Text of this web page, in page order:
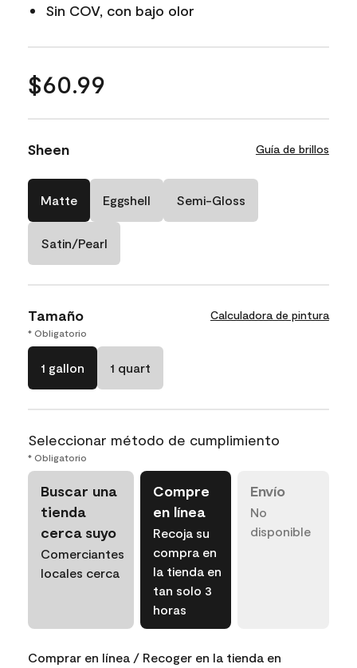
Sin COV, con bajo olor
$60.99
Sheen Guía de brillos
Matte Eggshell Semi-Gloss
Satin/Pearl
Tamaño Calculadora de pintura
* Obligatorio
1 gallon 1 quart
Seleccionar método de cumplimiento
* Obligatorio
Buscar una
tienda
cerca suyo
Comerciantes
locales cerca
Compre
en línea
Recoja su
compra en
la tienda en
tan solo 3
horas
Envío
No
disponible
Comprar en línea / Recoger en la tienda en